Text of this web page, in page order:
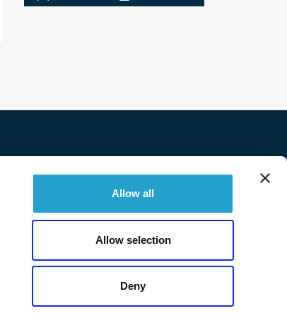
Allow all
Allow selection
Deny
© 2026 Immobilière Sperone. Tous droits réservés.